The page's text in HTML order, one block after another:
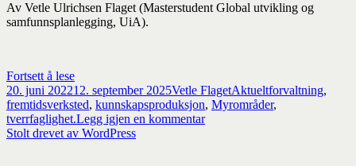
Av Vetle Ulrichsen Flaget (Masterstudent Global utvikling og
samfunnsplanlegging, UiA).
Fortsett å lesePlanleggings-
og
forvaltningsutfordringer
for
myrområder
Publisert
20. juni 202212. september 2025Forfatter
Vetle FlagetKategorier
AktueltStikkord
forvaltning,
fremtidsverksted, kunnskapsproduksjon, Myrområder,
tverrfaglighet.Legg igjen en kommentartil
Stolt drevet av WordPress